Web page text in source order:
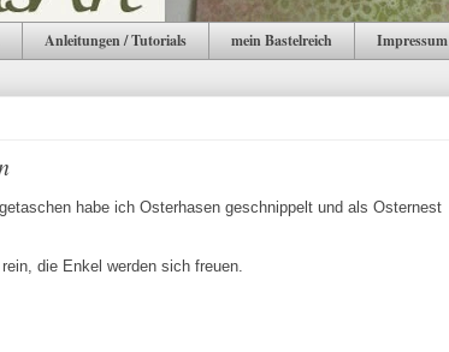
Anleitungen / Tutorials mein Bastelreich Impressum
habe ich Osterhasen geschnippelt und als Osternest
die Enkel werden sich freuen.